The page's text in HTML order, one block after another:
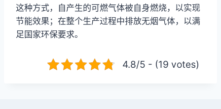
这种方式，自产生的可燃气体被自身燃烧，以实现
节能效果；在整个生产过程中排放无烟气体，以满
足国家环保要求。
4.8/5 - (19 votes)